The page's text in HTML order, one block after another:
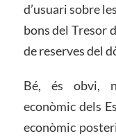
d’usuari sobre
bons del Tresor
de reserves del
Bé, és obvi,
econòmic dels
econòmic